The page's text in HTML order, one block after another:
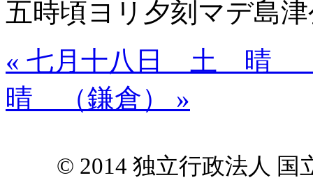
五時頃ヨリ夕刻マデ島
« 七月十八日 土 晴
晴 （鎌倉） »
© 2014 独立行政法人 国